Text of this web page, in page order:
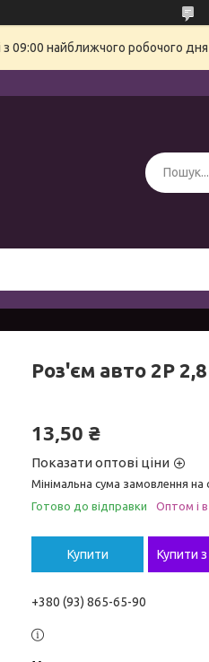
09:00 найближчого робочого дня
Роз'єм авто 2P
13,50 ₴
Показати оптові ціни
Мінімальна сума замовлення на
Готово до відправки
Оптом і
Купити Купити з
+380 (93) 865-65-90